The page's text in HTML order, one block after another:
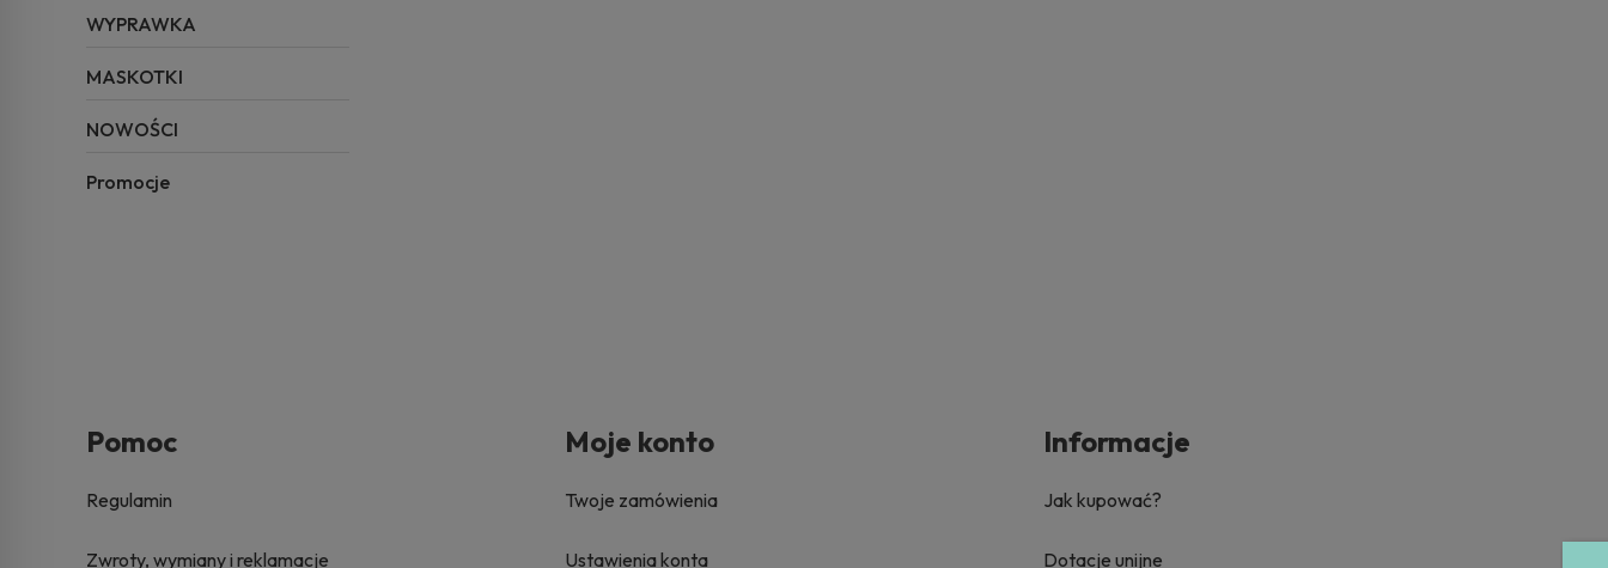
WYPRAWKA
MASKOTKI
NOWOŚCI
Promocje
Pomoc
Regulamin
Zwroty, wymiany i reklamacje
Moje konto
Twoje zamówienia
Ustawienia konta
Informacje
Jak kupować?
Dotacje unijne